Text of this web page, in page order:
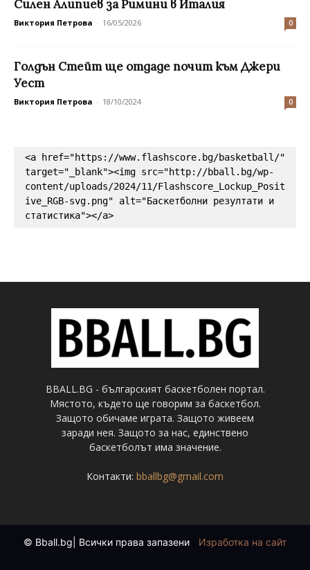
Силен Алипиев за Римини в Италия
Виктория Петрова - 16/05/2026 0
Голдън Стейт ще отдаде почит към Джери
Уест
Виктория Петрова - 18/10/2024 0
<a href="https://www.flashscore.bg/basketball/"
target="_blank"><img src="http://bball.bg/wp-
content/uploads/2024/11/Flashscore_Lockup_Posit
ive_RGB-svg.png" alt="Баскетболни резултати и
статистика"></a>
BBALL.BG - българският баскетболен портал.
Мястото, където ще говорим за баскетбол.
Защото обичаме играта. Защото живеем
заради нея. Защото за нас, единствено
баскетболът има значение.
Контакти: bballbg@gmail.com
© Bball.bg| Всички права запазени Изработка на сайт